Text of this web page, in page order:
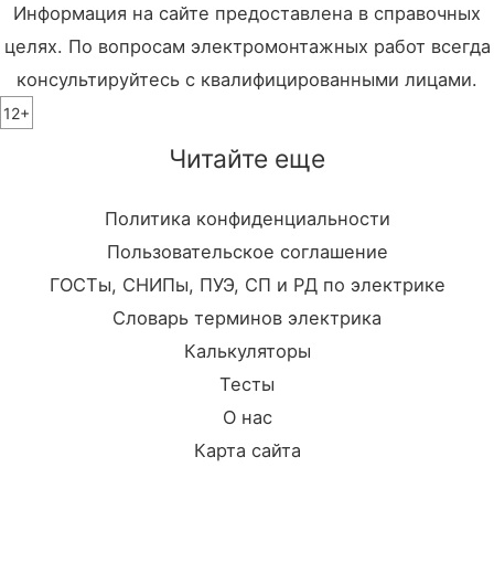
Информация на сайте предоставлена в справочных
целях. По вопросам электромонтажных работ всегда
консультируйтесь с квалифицированными лицами.
12+
Читайте еще
Политика конфиденциальности
Пользовательское соглашение
ГОСТы, СНИПы, ПУЭ, СП и РД по электрике
Словарь терминов электрика
Калькуляторы
Тесты
О нас
Карта сайта